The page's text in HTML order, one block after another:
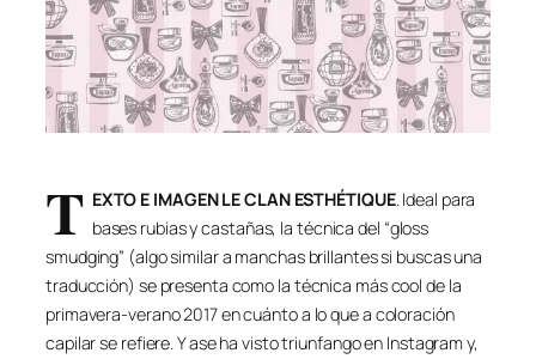
T EXTO E IMAGEN LE CLAN ESTHÉTIQUE. Ideal para
bases rubias y castañas, la técnica del “gloss
smudging” (algo similar a manchas brillantes si buscas una
traducción) se presenta como la técnica más cool de la
primavera-verano 2017 en cuánto a lo que a coloración
capilar se refiere. Y ase ha visto triunfango en Instagram y,